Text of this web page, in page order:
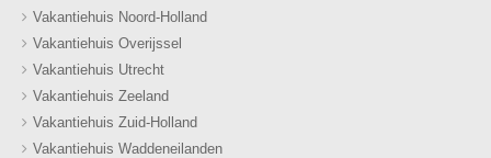
Vakantiehuis Noord-Holland
Vakantiehuis Overijssel
Vakantiehuis Utrecht
Vakantiehuis Zeeland
Vakantiehuis Zuid-Holland
Vakantiehuis Waddeneilanden